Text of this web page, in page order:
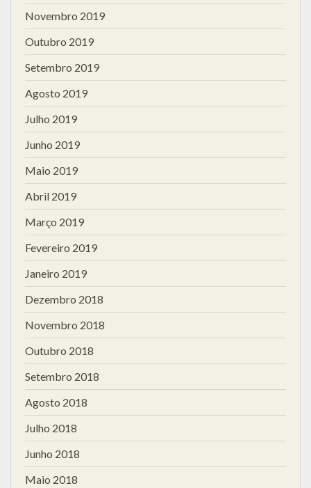
Novembro 2019
Outubro 2019
Setembro 2019
Agosto 2019
Julho 2019
Junho 2019
Maio 2019
Abril 2019
Março 2019
Fevereiro 2019
Janeiro 2019
Dezembro 2018
Novembro 2018
Outubro 2018
Setembro 2018
Agosto 2018
Julho 2018
Junho 2018
Maio 2018